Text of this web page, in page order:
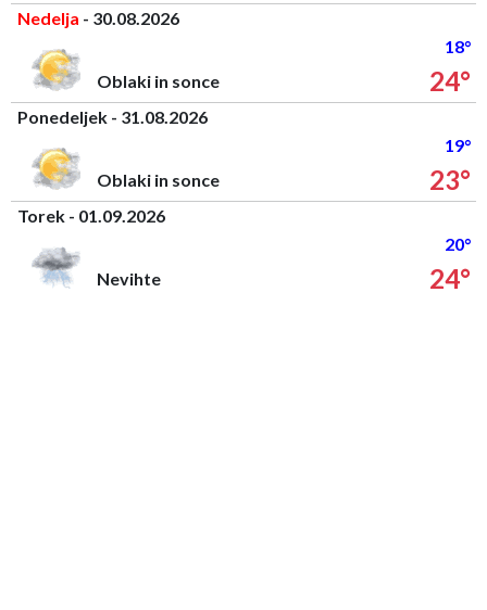
Nedelja - 30.08.2026
18°
Oblaki in sonce
24°
Ponedeljek - 31.08.2026
19°
Oblaki in sonce
23°
Torek - 01.09.2026
20°
Nevihte
24°